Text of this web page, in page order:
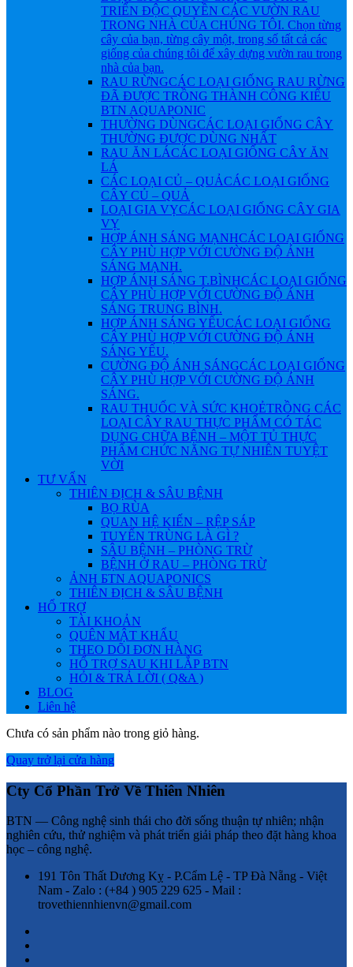
TRIỂN ĐỘC QUYỀN CÁC VƯỜN RAU
TRONG NHÀ CỦA CHÚNG TÔI. Chọn từng
cây của bạn, từng cây một, trong số tất cả các
giống của chúng tôi để xây dựng vườn rau trong
nhà của bạn.
RAU RỪNGCÁC LOẠI GIỐNG RAU RỪNG
ĐÃ ĐƯỢC TRỒNG THÀNH CÔNG KIỂU
BTN AQUAPONIC
THƯỜNG DÙNGCÁC LOẠI GIỐNG CÂY
THƯỜNG ĐƯỢC DÙNG NHẤT
RAU ĂN LÁCÁC LOẠI GIỐNG CÂY ĂN
LÁ
CÁC LOẠI CỦ – QUẢCÁC LOẠI GIỐNG
CÂY CỦ – QUẢ
LOẠI GIA VỴCÁC LOẠI GIỐNG CÂY GIA
VỴ
HỢP ÁNH SÁNG MẠNHCÁC LOẠI GIỐNG
CÂY PHÙ HỢP VỚI CƯỜNG ĐỘ ÁNH
SÁNG MẠNH.
HỢP ÁNH SÁNG T.BÌNHCÁC LOẠI GIỐNG
CÂY PHÙ HỢP VỚI CƯỜNG ĐỘ ÁNH
SÁNG TRUNG BÌNH.
HỢP ÁNH SÁNG YẾUCÁC LOẠI GIỐNG
CÂY PHÙ HỢP VỚI CƯỜNG ĐỘ ÁNH
SÁNG YẾU.
CƯỜNG ĐỘ ÁNH SÁNGCÁC LOẠI GIỐNG
CÂY PHÙ HỢP VỚI CƯỜNG ĐỘ ÁNH
SÁNG.
RAU THUỐC VÀ SỨC KHOẺTRỒNG CÁC
LOẠI CÂY RAU THỰC PHẨM CÓ TÁC
DỤNG CHỮA BỆNH – MỘT TỦ THỰC
PHẨM CHỨC NĂNG TỰ NHIÊN TUYỆT
VỜI
TƯ VẤN
THIÊN ĐỊCH & SÂU BỆNH
BỌ RÙA
QUAN HỆ KIẾN – RỆP SÁP
TUYẾN TRÙNG LÀ GÌ ?
SÂU BỆNH – PHÒNG TRỪ
BỆNH Ở RAU – PHÒNG TRỪ
ẢNH БTN AQUAPONICS
THIÊN ĐỊCH & SÂU BỆNH
HỔ TRỢ
TÀI KHOẢN
QUÊN MẬT KHẨU
THEO DÕI ĐƠN HÀNG
HỔ TRỢ SAU KHI LẮP BTN
HỎI & TRẢ LỜI ( Q&A )
BLOG
Liên hệ
Chưa có sản phẩm nào trong giỏ hàng.
Quay trở lại cửa hàng
Cty Cổ Phần Trở Về Thiên Nhiên
BTN — Công nghệ sinh thái cho đời sống thuận tự nhiên; nhận
nghiên cứu, thử nghiệm và phát triển giải pháp theo đặt hàng khoa
học – công nghệ.
191 Tôn Thất Dương Kỵ - P.Cẩm Lệ - TP Đà Nẵng - Việt
Nam - Zalo : (+84 ) 905 229 625 - Mail :
trovethiennhienvn@gmail.com